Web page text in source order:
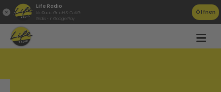
Life Radio
Life Radio GmbH & Co.KG
Gratis - in Google Play
Öffnen